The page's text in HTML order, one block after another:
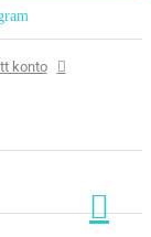
konto